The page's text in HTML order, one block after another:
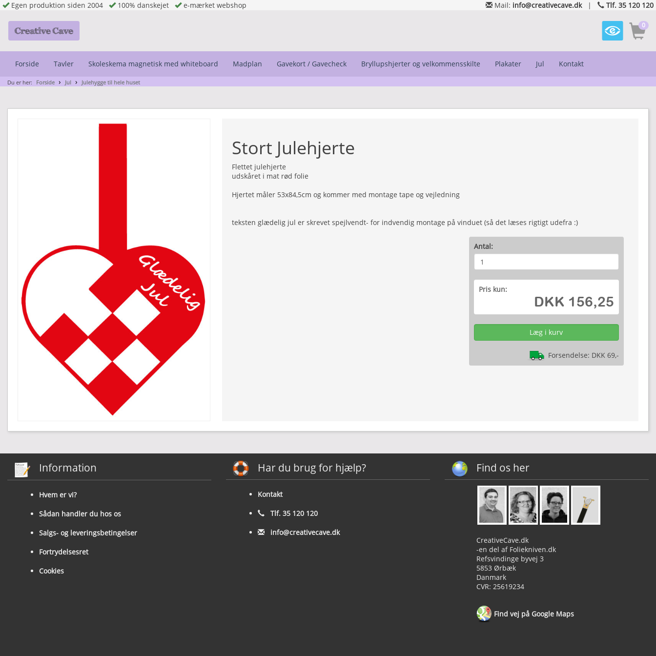
Egen produktion siden 2004 100% danskejet e-mærket webshop Mail: info@creativecave.dk| Tlf. 35 120 120
0
Forside Tavler Skoleskema magnetisk med whiteboard Madplan Gavekort / Gavecheck Bryllupshjerter og velkommensskilte Plakater Jul Kontakt
Du er her: Forside Jul Julehygge til hele huset
Stort Julehjerte
Flettet julehjerte
udskåret i mat rød folie
Hjertet måler 53x84,5cm og kommer med montage tape og vejledning
teksten glædelig jul er skrevet spejlvendt- for indvendig montage på vinduet (så det læses rigtigt udefra :)
Antal:
Pris kun:
DKK 156,25
Forsendelse: DKK 69,-
Information
Hvem er vi?
Sådan handler du hos os
Salgs- og leveringsbetingelser
Fortrydelsesret
Cookies
Har du brug for hjælp?
Kontakt
Tlf. 35 120 120
info@creativecave.dk
Find os her
CreativeCave.dk
-en del af Foliekniven.dk
Refsvindinge byvej 3
5853 Ørbæk
Danmark
CVR: 25619234
Find vej på Google Maps